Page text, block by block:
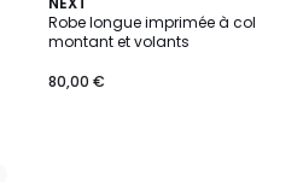
Robe longue imprimée à col
montant et volants
80,00 €